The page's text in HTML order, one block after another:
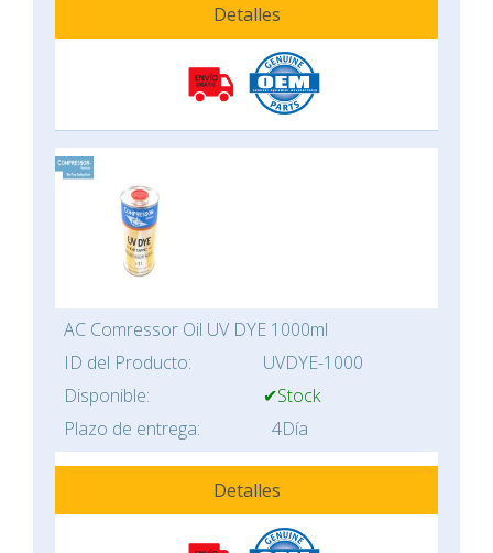
Detalles
AC Comressor Oil UV DYE 1000ml
ID del Producto:
UVDYE-1000
Disponible:
✔Stock
Plazo de entrega:
4Día
Detalles